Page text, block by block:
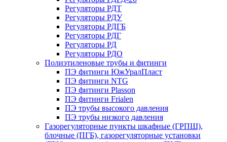
Регуляторы РДТ
Регуляторы РДУ
Регуляторы РДГБ
Регуляторы РДГ
Регуляторы РД
Регуляторы РДО
Полиэтиленовые трубы и фитинги
ПЭ фитинги ЮжУралПласт
ПЭ фитинги NTG
ПЭ фитинги Plasson
ПЭ фитинги Frialen
ПЭ трубы высокого давления
ПЭ трубы низкого давления
Газорегуляторные пункты шкафные (ГРПШ),
блочные (ПГБ), газорегуляторные установки